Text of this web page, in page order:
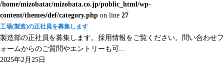
/home/mizobatac/mizobata.co.jp/public_html/wp-
content/themes/def/category.php on line 27
工場(製造)の正社員を募集します
製造部の正社員を募集します。採用情報をご覧ください。問い合わせフ
ォームからのご質問やエントリーも可...
2025年2月25日